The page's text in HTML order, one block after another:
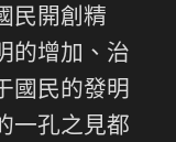
民開創精
的增加、治
國民的發明
一孔之見都